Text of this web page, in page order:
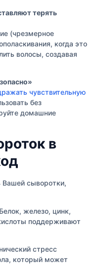
терять
(чрезмерное
когда это
волосы, создавая
чувствительную
без
домашние
в
Вашей сыворотки,
Белок, железо, цинк,
поддерживают
стресс
который может